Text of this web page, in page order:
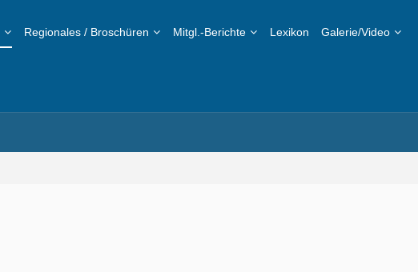
Regionales / Broschüren Mitgl.-Berichte Lexikon Galerie/Video